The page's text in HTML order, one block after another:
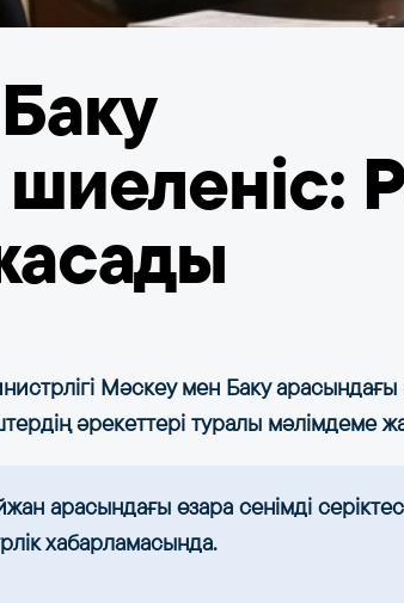
Мәскеу мен Баку
әрекеттері туралы мәлімдеме
арасындағы өзара сенімді
хабарламасында.